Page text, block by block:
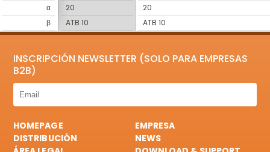
α
β
20
ATB 10
20
ATB 10
INSCRIPCIÓN NEWSLETTER (SOLO PARA EMPRESAS
B2B)
HOMEPAGE
EMPRESA
DISTRIBUCIÓN
NEWS